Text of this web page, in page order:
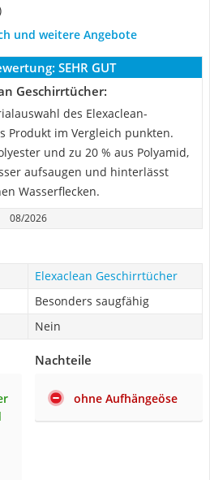
und weitere Angebote
SEHR GUT
Geschirrtücher:
des Elexaclean-
Produkt im Vergleich punkten.
und zu 20 % aus Polyamid,
aufsaugen und hinterlässt
Wasserflecken.
08/2026
Elexaclean Geschirrtücher
Besonders saugfähig
Nein
Nachteile
ohne Aufhängeöse